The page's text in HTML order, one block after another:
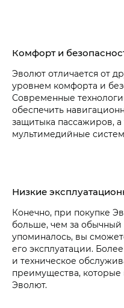
Комфорт и
Эволют отличается от
уровнем комфорта и
Современные
обеспечить
защитыка пассажиров,
мультимедийные
Низкие
Конечно, при покупке
больше, чем за обычный
упоминалось, вы
его эксплуатации.
и техническое
преимущества, которые
Эволют.